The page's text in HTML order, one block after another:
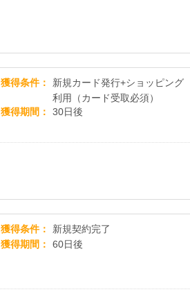
獲得条件
新規カード発行+ショッピング
利用（カード受取必須）
獲得期間
30日後
獲得条件
新規契約完了
獲得期間
60日後